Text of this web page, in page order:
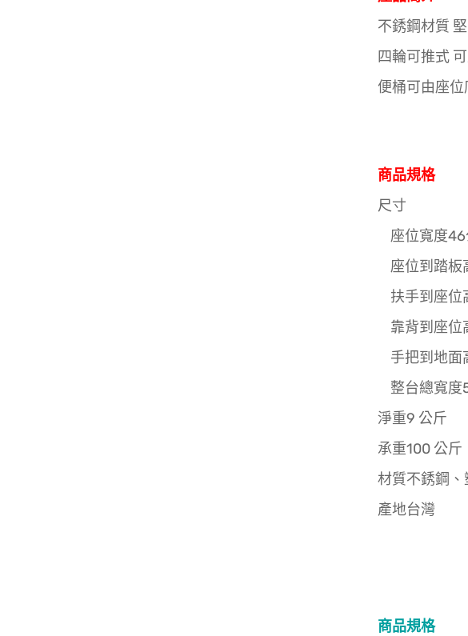
不銹鋼材質
四輪可推式
便桶可由座
商品規格
尺寸
座位寬度46
座位到踏板
扶手到座位
靠背到座位
手把到地面
整台總寬度
淨重9 公斤
承重100 公斤
材質不銹鋼、
產地台灣
商品規格